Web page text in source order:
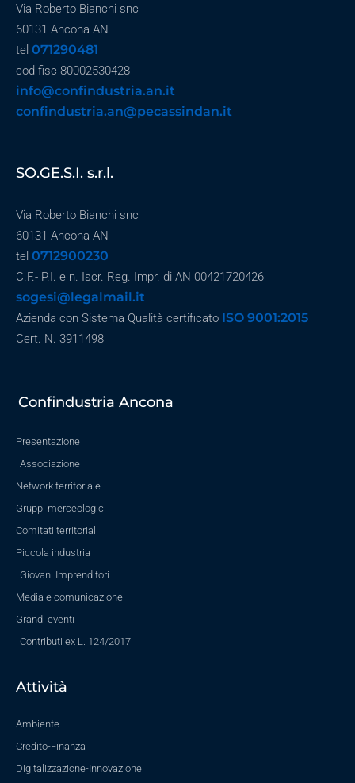
Via Roberto Bianchi snc
60131 Ancona AN
tel 071290481
cod fisc 80002530428
info@confindustria.an.it
confindustria.an@pecassindan.it
SO.GE.S.I. s.r.l.
Via Roberto Bianchi snc
60131 Ancona AN
tel 0712900230
C.F.- P.I. e n. Iscr. Reg. Impr. di AN 00421720426
sogesi@legalmail.it
Azienda con Sistema Qualità certificato ISO 9001:2015
Cert. N. 3911498
Confindustria Ancona
Presentazione
Associazione
Network territoriale
Gruppi merceologici
Comitati territoriali
Piccola industria
Giovani Imprenditori
Media e comunicazione
Grandi eventi
Contributi ex L. 124/2017
Attività
Ambiente
Credito-Finanza
Digitalizzazione-Innovazione